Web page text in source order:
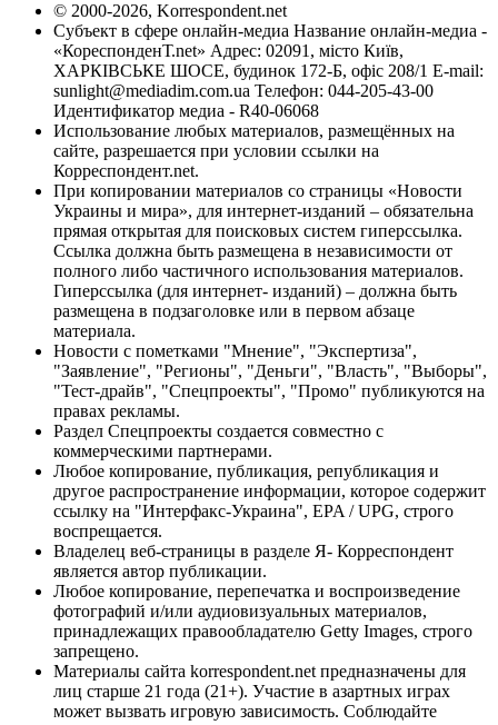
© 2000-2026, Korrespondent.net
Субъект в сфере онлайн-медиа Название онлайн-медиа -
«КореспонденТ.net» Адрес: 02091, місто Київ,
ХАРКІВСЬКЕ ШОСЕ, будинок 172-Б, офіс 208/1 E-mail:
sunlight@mediadim.com.ua Телефон: 044-205-43-00
Идентификатор медиа - R40-06068
Использование любых материалов, размещённых на
сайте, разрешается при условии ссылки на
Корреспондент.net.
При копировании материалов со страницы «Новости
Украины и мира», для интернет-изданий – обязательна
прямая открытая для поисковых систем гиперссылка.
Ссылка должна быть размещена в независимости от
полного либо частичного использования материалов.
Гиперссылка (для интернет- изданий) – должна быть
размещена в подзаголовке или в первом абзаце
материала.
Новости с пометками "Мнение", "Экспертиза",
"Заявление", "Регионы", "Деньги", "Власть", "Выборы",
"Тест-драйв", "Спецпроекты", "Промо" публикуются на
правах рекламы.
Раздел Спецпроекты создается совместно с
коммерческими партнерами.
Любое копирование, публикация, републикация и
другое распространение информации, которое содержит
ссылку на "Интерфакс-Украина", EPA / UPG, строго
воспрещается.
Владелец веб-страницы в разделе Я- Корреспондент
является автор публикации.
Любое копирование, перепечатка и воспроизведение
фотографий и/или аудиовизуальных материалов,
принадлежащих правообладателю Getty Images, строго
запрещено.
Материалы сайта korrespondent.net предназначены для
лиц старше 21 года (21+). Участие в азартных играх
может вызвать игровую зависимость. Соблюдайте